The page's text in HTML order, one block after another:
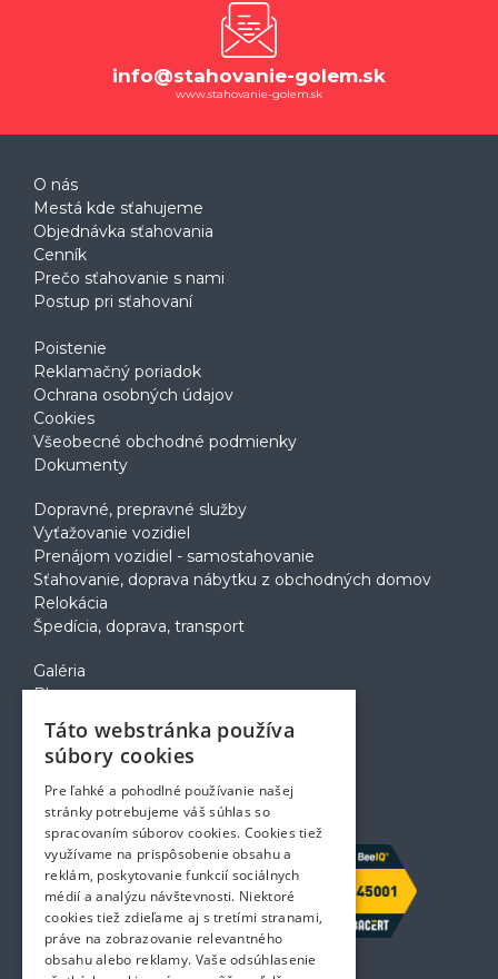
info@stahovanie-golem.sk
www.stahovanie-golem.sk
O nás
Mestá kde sťahujeme
Objednávka sťahovania
Cenník
Prečo sťahovanie s nami
Postup pri sťahovaní
Poistenie
Reklamačný poriadok
Ochrana osobných údajov
Cookies
Všeobecné obchodné podmienky
Dokumenty
Dopravné, prepravné služby
Vyťažovanie vozidiel
Prenájom vozidiel - samostahovanie
Sťahovanie, doprava nábytku z obchodných domov
Relokácia
Špedícia, doprava, transport
Galéria
Blog
Voľné pozície
Zapožičanie krabíc
Rady a tipy pri sťahovaní
Prepravný poriadok
Kontakt
Táto webstránka používa
súbory cookies
Pre ľahké a pohodlné používanie našej
stránky potrebujeme váš súhlas so
spracovaním súborov cookies. Cookies tiež
využívame na prispôsobenie obsahu a
reklám, poskytovanie funkcií sociálnych
médií a analýzu návštevnosti. Niektoré
cookies tiež zdieľame aj s tretími stranami,
práve na zobrazovanie relevantného
obsahu alebo reklamy. Vaše odsúhlasenie